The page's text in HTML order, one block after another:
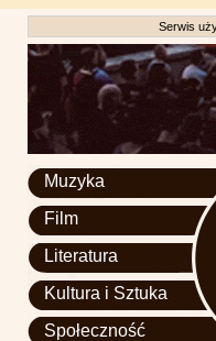
Serwis
Muzyka
Film
Literatura
Kultura i Sztuka
Społeczność